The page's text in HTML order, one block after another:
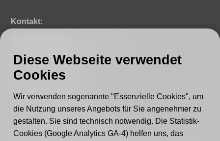
Kontakt:
Lindenstraße 46
15517 Fürstenwalde
Fax: 03361 - 592221
E-mail:post@awo-fuewa.de
Sprechzeiten Geschäftsstelle:
Diese Webseite verwendet
Cookies
Wir verwenden sogenannte "Essenzielle Cookies", um
die Nutzung unseres Angebots für Sie angenehmer zu
gestalten. Sie sind technisch notwendig. Die Statistik-
Cookies (Google Analytics GA-4) helfen uns, das